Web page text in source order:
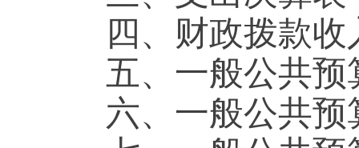
四、财政拨款
五、一般公共
六、一般公共